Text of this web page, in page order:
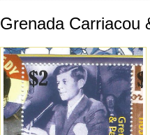
Grenada Carriacou